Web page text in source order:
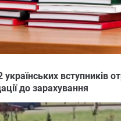
українських вступників
до зарахування